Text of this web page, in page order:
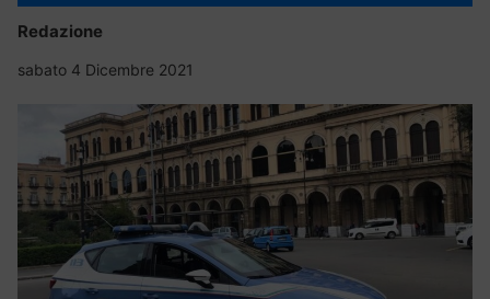
Redazione
sabato 4 Dicembre 2021